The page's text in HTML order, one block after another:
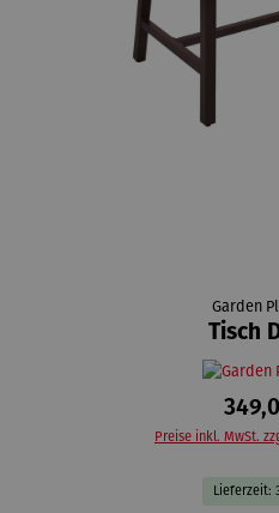
Garden
Tisch
Preise inkl. MwSt.
Lieferzeit: